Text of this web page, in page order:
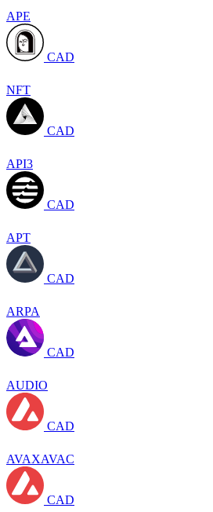
APE
CAD
NFT
CAD
API3
CAD
APT
CAD
ARPA
CAD
AUDIO
CAD
AVAXAVAC
CAD